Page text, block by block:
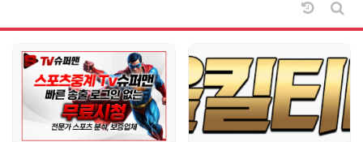
날짜순